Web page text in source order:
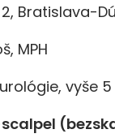
Bratislava-
MPH
vyše